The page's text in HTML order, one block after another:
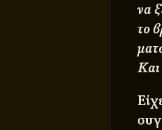
να
το